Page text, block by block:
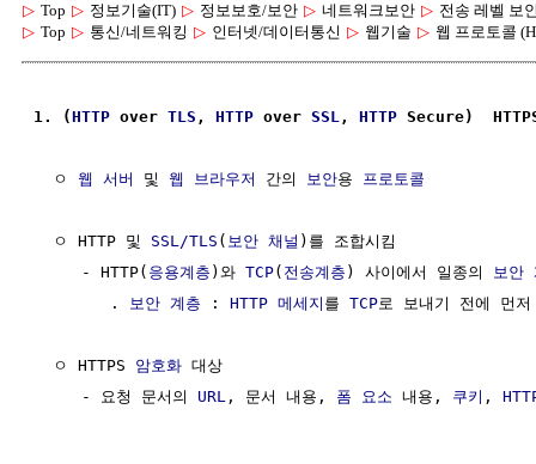
▷ Top ▷ 정보기술(IT) ▷ 정보보호/보안 ▷ 네트워크보안 ▷ 전송 레벨 보
▷ Top ▷ 통신/네트워킹 ▷ 인터넷/데이터통신 ▷ 웹기술 ▷ 웹 프로토콜
1. (HTTP over TLS , HTTP over SSL , HTTP Secure)
  ㅇ
웹 서버 및 웹 브라우저 간의 보안용 프로토콜
  ㅇ HTTP 및
SSL/TLS ( 보안 채널 )를 조합시킴
     - HTTP(
응용계층 )와 TCP( 전송계층 ) 사이에서 일종의 보안
        .
보안 계층 : HTTP 메세지 를 TCP로 보내기 전에 먼
  ㅇ HTTPS
암호화 대상
     - 요청 문서의
URL , 문서 내용, 폼 요소 내용, 쿠키 ,